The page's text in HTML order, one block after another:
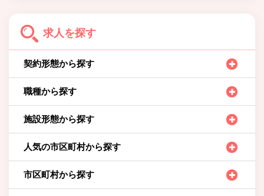
求人を探す
契約形態から探す
職種から探す
施設形態から探す
人気の市区町村から探す
市区町村から探す